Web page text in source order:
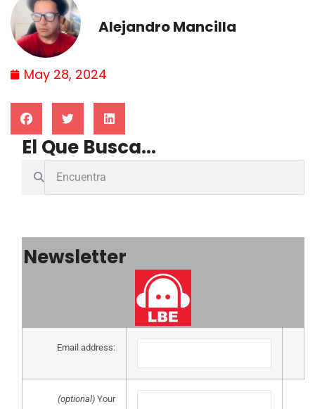
Alejandro Mancilla
May 28, 2024
El Que Busca...
Newsletter
Email address:
(optional) Your